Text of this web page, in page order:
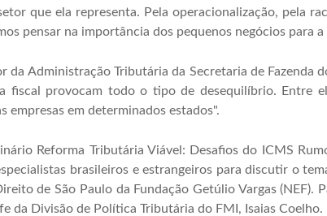
que ela representa. Pela operacionalização, pela
pensar na importância dos pequenos negócios para a
Administração Tributária da Secretaria de Fazenda
fiscal provocam todo o tipo de desequilíbrio. Entre
empresas em determinados estados".
Reforma Tributária Viável: Desafios do ICMS
brasileiros e estrangeiros para discutir o
de São Paulo da Fundação Getúlio Vargas (NEF).
da Divisão de Política Tributária do FMI, Isaias Coelho.